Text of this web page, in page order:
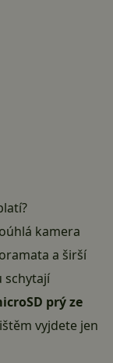
kamera
a širší
schytají
prý ze
vyjdete jen